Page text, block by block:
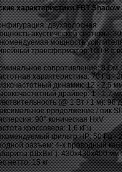
характеристики FBT Shadow
двухполосная
акустической системы:
мощность
трансформатор 100 В с
сопротивление: 8 Ом
характеристика: 70 Гц -
динамик: 12 - 2,5
драйвер: 1 - 1,7
(@ 1 Вт / 1 м): 98
продолжение / пик
90° коническая HxV
кроссовера: 1,6 кГц
фильтр HP: 50 Гц -
разъем: 4-х проводный
(ШхВхГ): 430x430x400 мм
нетто: 15 кг